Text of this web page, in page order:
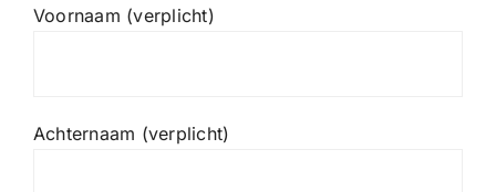
Voornaam (verplicht)
Achternaam (verplicht)